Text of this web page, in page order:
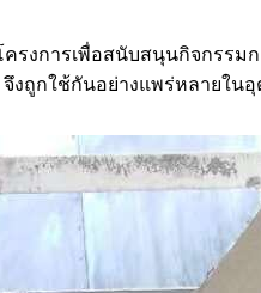
การเพื่อสนับสนุนกิจกรรม
กใช้กันอย่างแพร่หลายใน